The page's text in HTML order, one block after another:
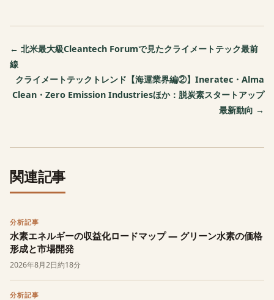
← 北米最大級Cleantech Forumで見たクライメートテック最前
線
クライメートテックトレンド【海運業界編②】Ineratec・Alma
Clean・Zero Emission Industriesほか：脱炭素スタートアップ
最新動向 →
関連記事
分析記事
水素エネルギーの収益化ロードマップ — グリーン水素の価格
形成と市場開発
2026年8月2日約18分
分析記事